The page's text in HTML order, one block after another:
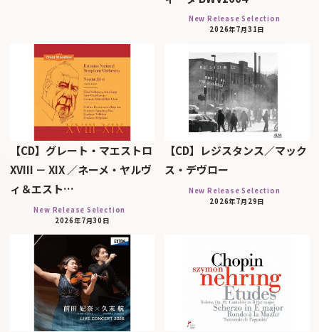
New Release Selection
2026年7月31日
【CD】グレート・マエストロ
XVIII － XIX ／ネーメ・ヤルヴ
ィ＆エスト…
New Release Selection
2026年7月30日
【CD】レジスタンス／マック
ス・デヴロー
New Release Selection
2026年7月29日